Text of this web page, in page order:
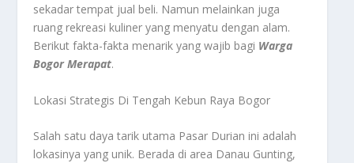
sekadar tempat jual beli. Namun melainkan juga
ruang rekreasi kuliner yang menyatu dengan alam.
Berikut fakta-fakta menarik yang wajib bagi Warga
Bogor Merapat.
Lokasi Strategis Di Tengah Kebun Raya Bogor
Salah satu daya tarik utama Pasar Durian ini adalah
lokasinya yang unik. Berada di area Danau Gunting,